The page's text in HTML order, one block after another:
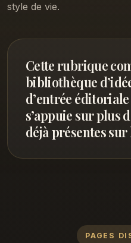
style de vie.
Cette rubrique
bibliothèque
d’entrée
s’appuie sur plus
déjà présentes sur
PAGES